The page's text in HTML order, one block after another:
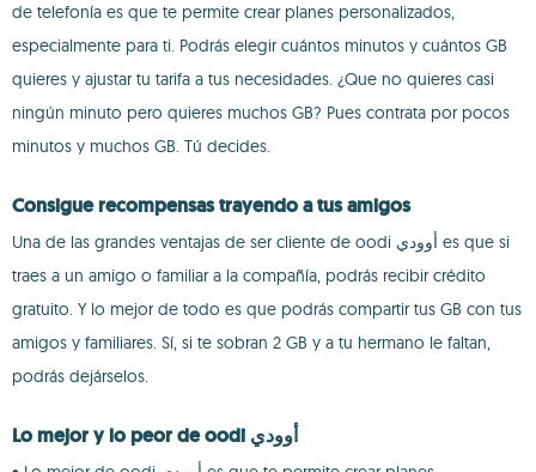
de telefonía es que te permite crear planes personalizados,
especialmente para ti. Podrás elegir cuántos minutos y cuántos GB
quieres y ajustar tu tarifa a tus necesidades. ¿Que no quieres casi
ningún minuto pero quieres muchos GB? Pues contrata por pocos
minutos y muchos GB. Tú decides.
Consigue recompensas trayendo a tus amigos
Una de las grandes ventajas de ser cliente de oodi أوودي es que si
traes a un amigo o familiar a la compañía, podrás recibir crédito
gratuito. Y lo mejor de todo es que podrás compartir tus GB con tus
amigos y familiares. Sí, si te sobran 2 GB y a tu hermano le faltan,
podrás dejárselos.
Lo mejor y lo peor de oodi أوودي